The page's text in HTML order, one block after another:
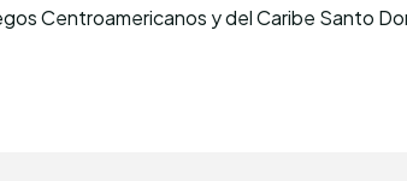
Centroamericanos y del Caribe Santo